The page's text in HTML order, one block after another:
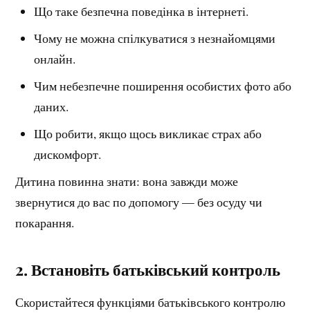
Що таке безпечна поведінка в інтернеті.
Чому не можна спілкуватися з незнайомцями
онлайн.
Чим небезпечне поширення особистих фото або
даних.
Що робити, якщо щось викликає страх або
дискомфорт.
Дитина повинна знати: вона завжди може
звернутися до вас по допомогу — без осуду чи
покарання.
2. Встановіть батьківський контроль
Скористайтеся функціями батьківського контролю